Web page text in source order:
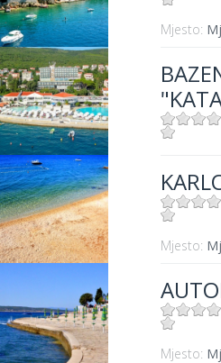
Mjesto:
Mjesto:
Mjesto: